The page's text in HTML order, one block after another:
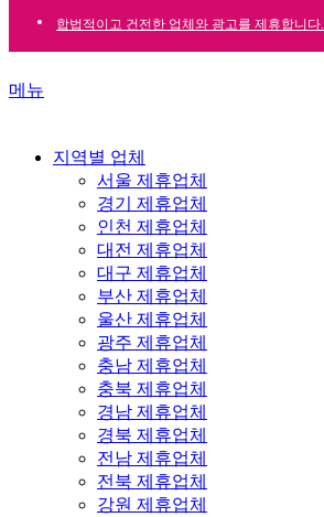
합법적이고 건전한 업체와 광고를 제휴합니다.
메뉴
지역별 업체
서울 제휴업체
경기 제휴업체
인천 제휴업체
대전 제휴업체
대구 제휴업체
부산 제휴업체
울산 제휴업체
광주 제휴업체
충남 제휴업체
충북 제휴업체
경남 제휴업체
경북 제휴업체
전남 제휴업체
전북 제휴업체
강원 제휴업체